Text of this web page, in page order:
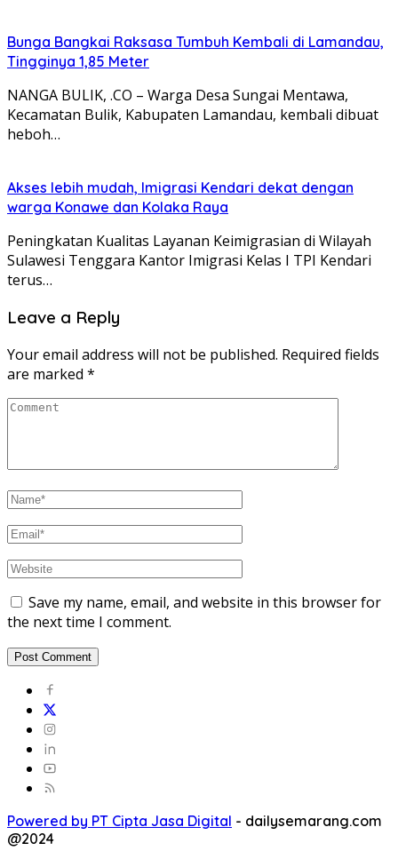
Bunga Bangkai Raksasa Tumbuh Kembali di Lamandau,
Tingginya 1,85 Meter
NANGA BULIK, .CO – Warga Desa Sungai Mentawa,
Kecamatan Bulik, Kabupaten Lamandau, kembali dibuat
heboh…
Akses lebih mudah, Imigrasi Kendari dekat dengan
warga Konawe dan Kolaka Raya
Peningkatan Kualitas Layanan Keimigrasian di Wilayah
Sulawesi Tenggara Kantor Imigrasi Kelas I TPI Kendari
terus…
Leave a Reply
Your email address will not be published. Required fields
are marked *
Save my name, email, and website in this browser for
the next time I comment.
Powered by PT Cipta Jasa Digital - dailysemarang.com
@2024